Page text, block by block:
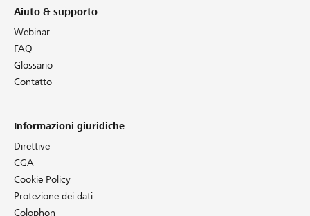
Aiuto & supporto
Webinar
FAQ
Glossario
Contatto
Informazioni giuridiche
Direttive
CGA
Cookie Policy
Protezione dei dati
Colophon